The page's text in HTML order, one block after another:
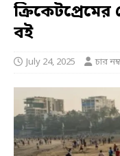
বই
July 24, 2025 চার